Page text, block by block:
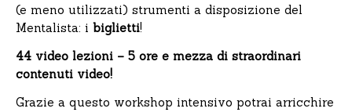
(e meno utilizzati) strumenti a disposizione del
Mentalista: i biglietti!
44 video lezioni – 5 ore e mezza di straordinari
contenuti video!
Grazie a questo workshop intensivo potrai arricchire